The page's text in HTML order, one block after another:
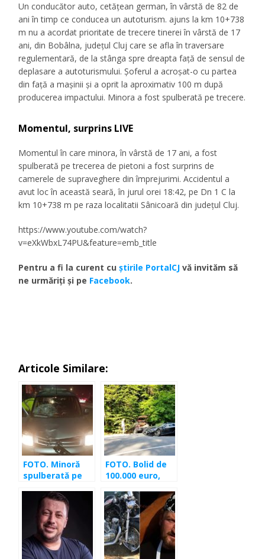
Un conducător auto, cetățean german, în vârstă de 82 de
ani în timp ce conducea un autoturism. ajuns la km 10+738
m nu a acordat prioritate de trecere tinerei în vârstă de 17
ani, din Bobâlna, județul Cluj care se afla în traversare
regulementară, de la stânga spre dreapta față de sensul de
deplasare a autoturismului. Șoferul a acroșat-o cu partea
din față a mașinii și a oprit la aproximativ 100 m după
producerea impactului. Minora a fost spulberată pe trecere.
Momentul, surprins LIVE
Momentul în care minora, în vârstă de 17 ani, a fost
spulberată pe trecerea de pietoni a fost surprins de
camerele de supraveghere din împrejurimi. Accidentul a
avut loc în această seară, în jurul orei 18:42, pe Dn 1 C la
km 10+738 m pe raza localitatii Sânicoară din județul Cluj.
https://www.youtube.com/watch?
v=eXkWbxL74PU&feature=emb_title
Pentru a fi la curent cuştirile PortalCJ vă invităm să
ne urmăriţi şi pe Facebook.
Articole Similare:
FOTO. Minoră
spulberată pe
pietoni de un
șofer în vârstă
de 82 de ani
FOTO. Bolid de
100.000 euro,
Făget. Șoferul,
din Satu Mare